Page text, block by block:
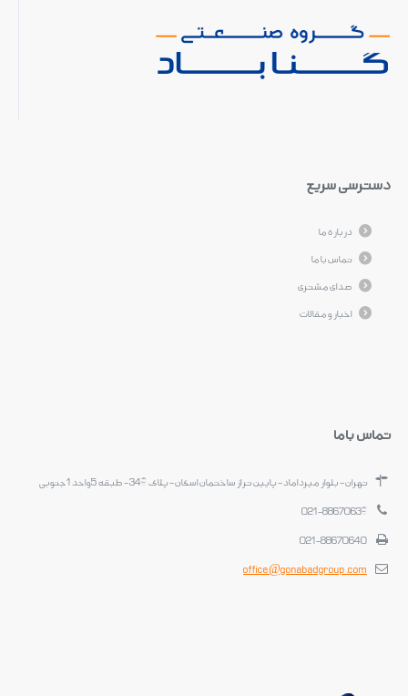
دسترسی سریع
درباره ما
تماس با ما
صدای مشتری
اخبار و مقالات
تماس باما
تهران- بلوار میرداماد- پایین تر از ساختمان اسکان- پلاک 349 - طبقه 5 واحد 1 جنوبی
021-88670639
021-88670640
office@gonabadgroup.com